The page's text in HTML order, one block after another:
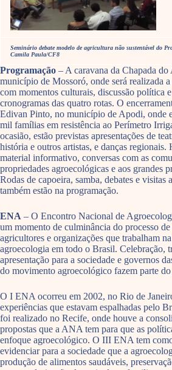
Seminário debate modelo de agricultura não sustentável do
Camila Paula/CF8
Programação – A caravana da Chapada
município de Mossoró, onde será realizada
com momentos culturais, discussão política
cronogramas das quatro rotas. O
Edivan Pinto, no município de Apodi, onde
mil famílias em resistência ao Perímetro
ocasião, estão previstas apresentações de
história e outros artistas, e danças
material informativo, conversas com as
propriedades agroecológicas e aos grandes
Rodas de capoeira, samba, debates e visitas
também estão na programação.
ENA – O Encontro Nacional de
um momento de culminância do processo
agricultores e organizações que trabalham
agroecologia em todo o Brasil. Celebração,
apresentação para a sociedade e governos
do movimento agroecológico fazem parte
O I ENA ocorreu em 2002, no Rio de
experiências que estavam espalhadas pelo
foi realizado no Recife, onde houve a
propostas que a ANA tem para que as
enfoque agroecológico. O III ENA tem
evidenciar para a sociedade que a
produção de alimentos saudáveis,